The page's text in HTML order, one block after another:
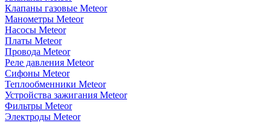
Клапаны газовые Meteor
Манометры Meteor
Насосы Meteor
Платы Meteor
Провода Meteor
Реле давления Meteor
Сифоны Meteor
Теплообменники Meteor
Устройства зажигания Meteor
Фильтры Meteor
Электроды Meteor